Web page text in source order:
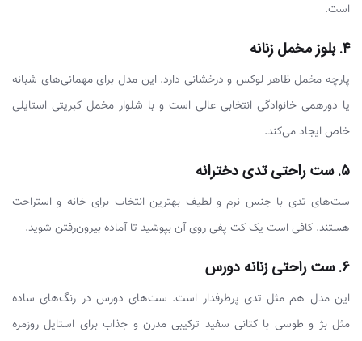
است.
۴. بلوز مخمل زنانه
پارچه مخمل ظاهر لوکس و درخشانی دارد. این مدل برای مهمانی‌های شبانه
یا دورهمی خانوادگی انتخابی عالی است و با شلوار مخمل کبریتی استایلی
خاص ایجاد می‌کند.
۵. ست راحتی تدی دخترانه
ست‌های تدی با جنس نرم و لطیف بهترین انتخاب برای خانه و استراحت
هستند. کافی است یک کت پفی روی آن بپوشید تا آماده بیرون‌رفتن شوید.
۶. ست راحتی زنانه دورس
این مدل هم مثل تدی پرطرفدار است. ست‌های دورس در رنگ‌های ساده
مثل بژ و طوسی با کتانی سفید ترکیبی مدرن و جذاب برای استایل روزمره